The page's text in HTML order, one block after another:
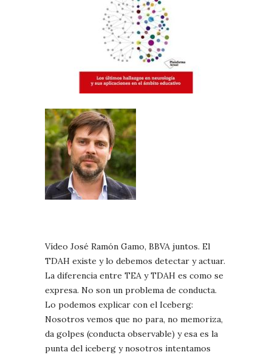
Vídeo José Ramón Gamo, BBVA juntos. El
TDAH existe y lo debemos detectar y actuar.
La diferencia entre TEA y TDAH es como se
expresa. No son un problema de conducta.
Lo podemos explicar con el Iceberg:
Nosotros vemos que no para, no memoriza,
da golpes (conducta observable) y esa es la
punta del iceberg y nosotros intentamos